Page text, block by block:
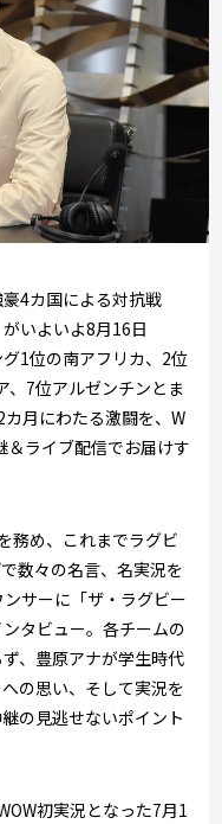
4カ国による対抗戦
いよいよ8月16日
グ1位の南アフリカ、2位
、7位アルゼンチンとま
月にわたる激闘を、W
＆ライブ配信でお届けす
務め、これまでラグビ
数々の名言、名実況を
サーに「ザ・ラグビー
タビュー。各チームの
、豊原アナが学生時代
の思い、そして実況を
の見逃せないポイント
初実況となった7月1